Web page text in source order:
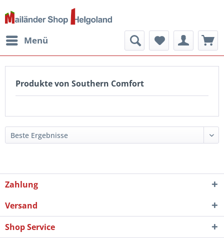
Menü
Produkte von Southern Comfort
Zahlung
Versand
Shop Service